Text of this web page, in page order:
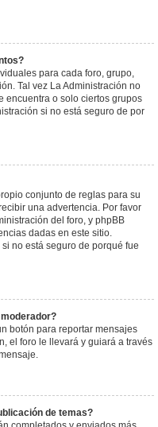
para cada foro, grupo,
Tal vez La Administración no
encuentra o solo ciertos grupos
si no está seguro de por
conjunto de reglas para su
una advertencia. Por favor
del foro, y phpBB
dadas en este sitio.
no está seguro de porqué fue
botón para reportar mensajes
el foro le llevará y guiará a través
de temas?